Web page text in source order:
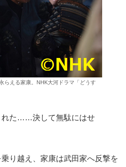
らえる家康。NHK大河ドラマ「どうす
れた……決して無駄にはせ
り越え、家康は武田家へ反撃を